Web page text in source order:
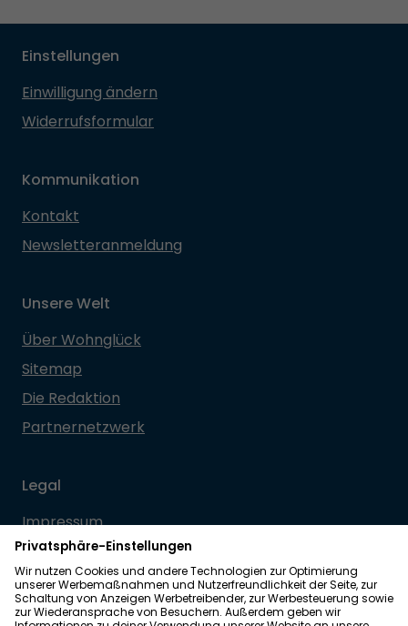
Einstellungen
Einwilligung ändern
Widerrufsformular
Kommunikation
Kontakt
Newsletteranmeldung
Unsere Welt
Über Wohnglück
Sitemap
Die Redaktion
Partnernetzwerk
Legal
Impressum
Datenschutz
Allgemeine Geschäftsbedingungen
Barrierefreiheit